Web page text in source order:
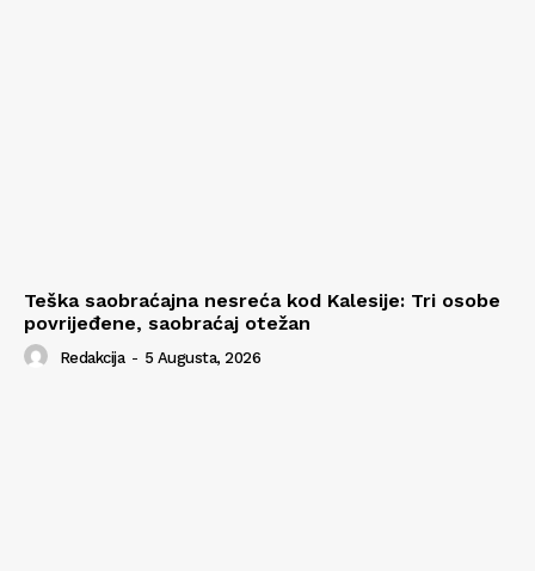
Teška saobraćajna nesreća kod Kalesije: Tri osobe
povrijeđene, saobraćaj otežan
Redakcija - 5 Augusta, 2026